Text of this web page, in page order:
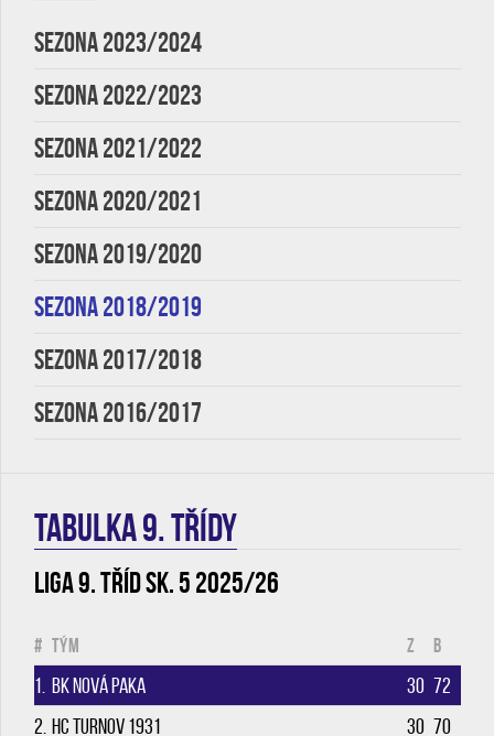
SEZONA 2023/2024
SEZONA 2022/2023
SEZONA 2021/2022
SEZONA 2020/2021
SEZONA 2019/2020
SEZONA 2018/2019
SEZONA 2017/2018
SEZONA 2016/2017
TABULKA 9. třídy
Liga 9. tříd sk. 5 2025/26
# Tým Z B
1. BK Nová Paka 30 72
2. HC Turnov 1931 30 70